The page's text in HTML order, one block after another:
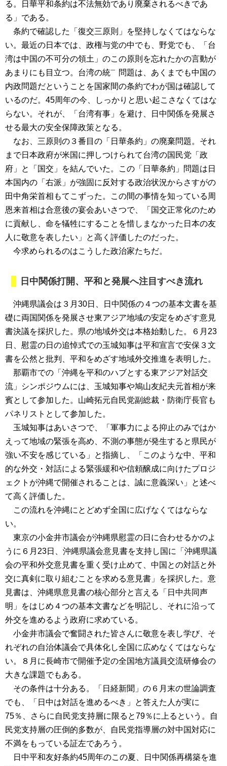
る。日華平和条約は不法無効であり廃棄されるべきであ
る」である。
条約で確認した「復交三原則」を堅持しなくてはならな
い。最近の日本では、政権与党の中でも、野党でも、「台
湾は中国の不可分の領土」のこの原則を忘れたかの言動が
あまりにも目立つ。台湾の統㆒問題は、あくまでも中国の
内政問題だということを国家間の条約でわが国は確認して
いるのだ。45周年の今、しっかりと思い起こさなくてはな
らない。それが、「台湾有事」を避け、日中関係を発展さ
せる最大の安全保障政策となる。
なお、三原則の３番目の「日華条約」の廃棄問題。それ
まで日本政府が米国に押しつけられて台湾の国民党「政
府」と「国交」を結んでいた。この「日華条約」問題は日
本国内の「右派」が強固に反対する政治状況からさすがの
田中角栄首相もてこずった。この間の事情を知っている周
恩来首相は合意後の宴会あいさつで、「国交正常化のため
に貢献し、命を犠牲にすることを惜しまなかった日本の友
人に敬意を表したい」と高く評価したのだった。
今求められるのはこうした政治家たちだ。
日中関係打開、平和と発展へ注目すべき流れ
沖縄県議会は３月30日、日中関係の４つの基本文書を基
礎に両国関係を発展させ東アジア地域の安定をめざす意見
書決議を採択した。県の地域外交は本格始動した。６月23
日、慰霊の日の追悼式での玉城知事は平和宣言で安保３文
書を公然と批判、平和をめざす地域外交推進を表明した。
那覇市での「沖縄を平和のハブとする東アジア対話交
流」シンポジウムには、玉城知事や鳩山友紀夫元首相が来
賓として参加した。山崎拓元自民党副総裁・防衛庁長官も
パネリストとして参加した。
玉城知事はあいさつで、「軍事力による抑止のみではか
えって地域の緊張を高め、不測の事態が発生すると県民が
強い不安を感じている」と指摘し、「このような中、平和
的な外交・対話による緊張緩和や信頼醸成に向けたプロジ
ェクトが沖縄で開催されることは、誠に意義深い」と述べ
て高く評価した。
この流れを沖縄にとどめず全国に広げなくてはならな
い。
東京の小金井市議会が沖縄県慰霊の日に合わせるかのよ
うに６月23日、沖縄県議会意見書を支持し国に「沖縄県議
会の平和外交意見書を重く受け止めて、中国との対話と外
交に真剣に取り組むことを求める意見書」を採択した。意
見書は、沖縄県意見書の核心部分と言える「日中共同声
明」をはじめ４つの基本文書などを明記し、それに沿って
外交を進めるよう政府に求めている。
小金井市議会で奮闘された皆さんに敬意を表し学び、そ
れぞれの自治体議会で具体化し全国に広めなくてはならな
い。８月に長崎市で開催予定の全国地方議員交流研修会の
大きな課題でもある。
その条件は十分ある。「日経新聞」の６月末の世論調査
でも、「日中は対話を進めるべき」と答えた人が実に
75％、さらに自民党支持層に限ると79％に上るという。自
民党支持層の圧倒的多数が、自民党指導層の対中国対応に
不満をもっている証左であろう。
日中平和友好条約45周年のこの夏、日中関係再構築を進